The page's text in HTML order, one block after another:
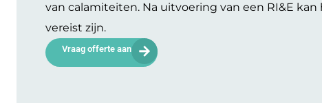
van calamiteiten. Na uitvoering van een RI&E
vereist zijn.
Vraag offerte aan